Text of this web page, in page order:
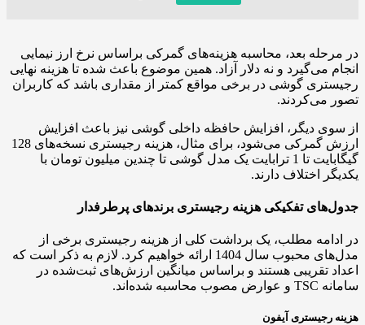
بعد، محاسبه هزینه‌های گمرکی براساس نرخ ارز نیمایی
و نه دلار آزاد. همین موضوع باعث شده تا هزینه نهایی
گوشی در برخی مواقع کمتر از مقداری باشد که کاربران
دیگر، افزایش حافظه داخلی گوشی نیز باعث افزایش
ارزش گمرکی می‌شود، برای مثال، هزینه رجیستری نسخه‌های 128
گیگابایت تا 1 ترابایت یک مدل گوشی تا چندین میلیون تومان با
دارند.
تفکیکی هزینه رجیستری برندهای پرطرفدار
مطلب، یک برداشت کلی از هزینه رجیستری برخی از
مدل‌های محبوب سال 1404 ارائه خواهیم کرد. لازم به ذکر است که
هستند و براساس میانگین ارزش‌های ثبت‌شده در
آیفون